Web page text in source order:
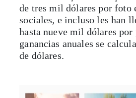
de tres mil dólares por foto
sociales, e incluso les han
hasta nueve mil dólares por
ganancias anuales se
de dólares.